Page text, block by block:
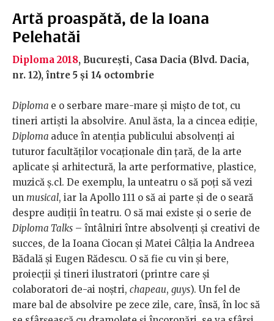
Artă proaspătă, de la Ioana
Pelehatăi
Diploma 2018, București, Casa Dacia (Blvd. Dacia,
nr. 12), între 5 și 14 octombrie
Diploma e o serbare mare-mare și mișto de tot, cu
tineri artiști la absolvire. Anul ăsta, la a cincea ediție,
Diploma aduce în atenția publicului absolvenți ai
tuturor facultăților vocaționale din țară, de la arte
aplicate și arhitectură, la arte performative, plastice,
muzică ș.cl. De exemplu, la unteatru o să poți să vezi
un musical, iar la Apollo 111 o să ai parte și de o seară
despre audiții în teatru. O să mai existe și o serie de
Diploma Talks – întâlniri între absolvenți și creativi de
succes, de la Ioana Ciocan și Matei Câlția la Andreea
Bădală și Eugen Rădescu. O să fie cu vin și bere,
proiecții și tineri ilustratori (printre care și
colaboratori de-ai noștri, chapeau, guys). Un fel de
mare bal de absolvire pe zece zile, care, însă, în loc să